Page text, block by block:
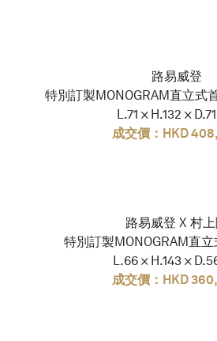
路易威登
特別訂製MONOGRAM直立式
L.71 × H.132 ×
成交價：HKD
路易威登 X 村
特別訂製MONOGRAM直
L.66 × H.143 ×
成交價：HKD